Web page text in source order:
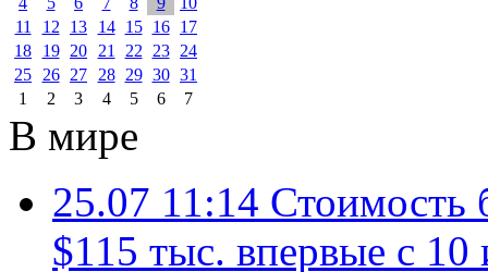
11
12 13 14 15 16
17
18
19 20 21 22 23
24
25
26 27 28 29 30 31
1
2 3 4 5 6 7
В мире
25.07 11:14 Стоимость
$115 тыс. впервые с 10